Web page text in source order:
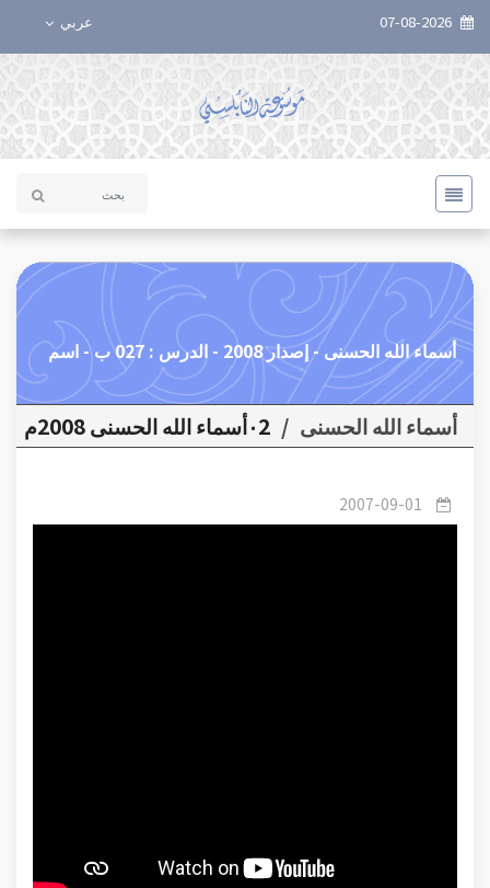
عربي
أسماء الله الحسنى - إصدار 2008 - الدرس : 027 ب - اسم
الله السبوح 2
أسماء الله الحسنى / ٠2أسماء الله الحسنى 2008م
2007-09-01